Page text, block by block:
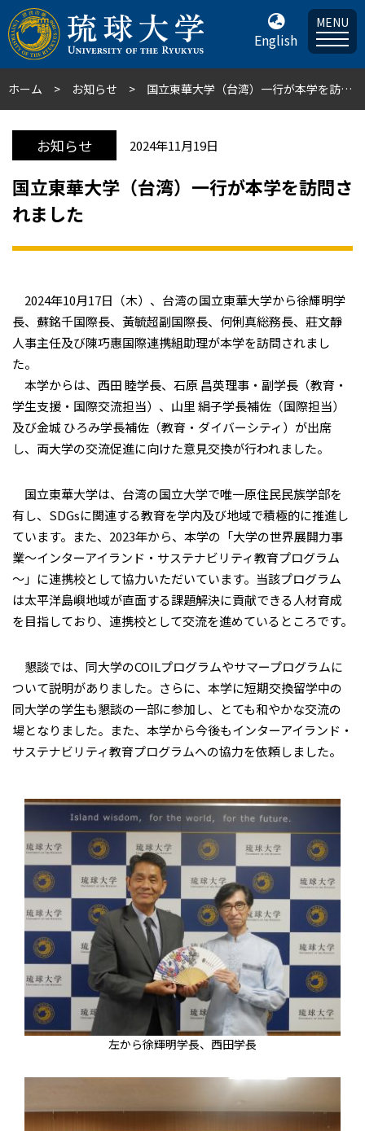
English
MENU
ホーム お知らせ 国立東華大学（台湾）一行が本学を訪問されました
お知らせ 2024年11月19日
国立東華大学（台湾）一行が本学を訪問さ
れました
2024年10月17日（木）、台湾の国立東華大学から徐輝明学
長、蘇銘千国際長、黃毓超副国際長、何俐真総務長、莊文靜
人事主任及び陳巧惠国際連携組助理が本学を訪問されまし
た。
本学からは、西田 睦学長、石原 昌英理事・副学長（教育・
学生支援・国際交流担当）、山里 絹子学長補佐（国際担当）
及び金城 ひろみ学長補佐（教育・ダイバーシティ）が出席
し、両大学の交流促進に向けた意見交換が行われました。
国立東華大学は、台湾の国立大学で唯一原住民民族学部を
有し、SDGsに関連する教育を学内及び地域で積極的に推進し
ています。また、2023年から、本学の「大学の世界展開力事
業～インターアイランド・サステナビリティ教育プログラム
～」に連携校として協力いただいています。当該プログラム
は太平洋島嶼地域が直面する課題解決に貢献できる人材育成
を目指しており、連携校として交流を進めているところです。
懇談では、同大学のCOILプログラムやサマープログラムに
ついて説明がありました。さらに、本学に短期交換留学中の
同大学の学生も懇談の一部に参加し、とても和やかな交流の
場となりました。また、本学から今後もインターアイランド・
サステナビリティ教育プログラムへの協力を依頼しました。
左から徐輝明学長、西田学長